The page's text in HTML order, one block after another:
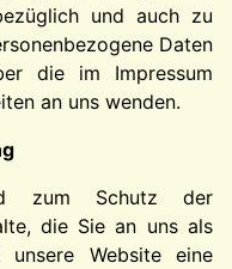
und auch zu
Daten
die im Impressum
an uns wenden.
zum Schutz der
die Sie an uns als
unsere Website eine